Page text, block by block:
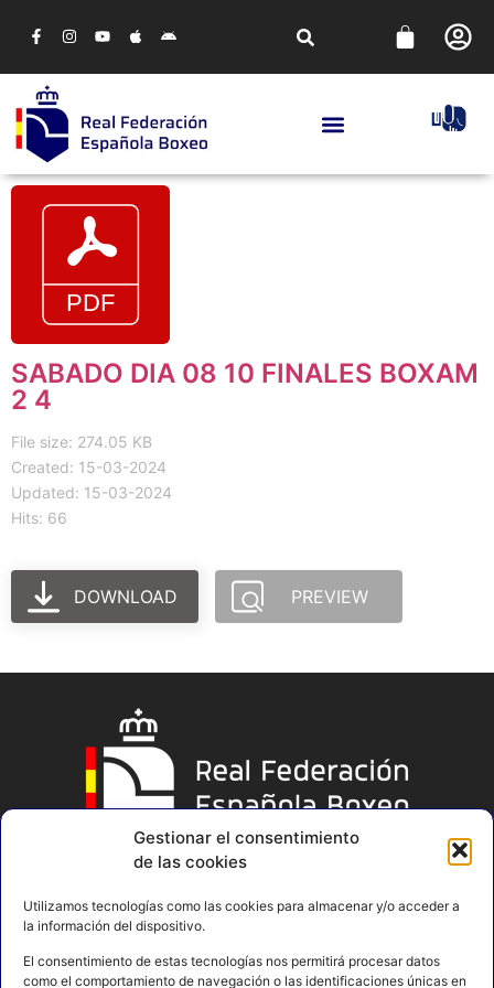
Gestionar el consentimiento
de las cookies
Utilizamos tecnologías como las cookies para almacenar y/o acceder a
la información del dispositivo.
El consentimiento de estas tecnologías nos permitirá procesar datos
como el comportamiento de navegación o las identificaciones únicas en
SABADO DIA 08 10 FINALES BOXAM
2 4
File size: 274.05 KB
Created: 15-03-2024
Updated: 15-03-2024
Hits: 66
DOWNLOAD PREVIEW